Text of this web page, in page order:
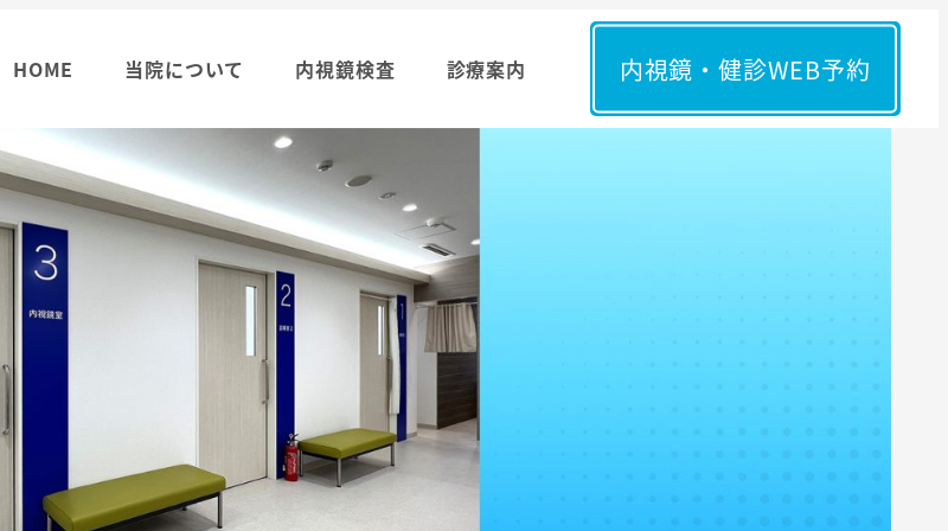
HOME 当院について 内視鏡検査 診療案内 内視鏡・健診WEB予約